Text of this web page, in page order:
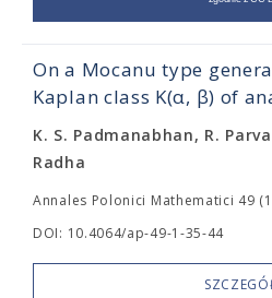
On a Mocanu type
Kaplan class K(α, β) of
K. S. Padmanabhan, R.
Radha
Annales Polonici Mathematici 49
DOI: 10.4064/ap-49-1-35-44